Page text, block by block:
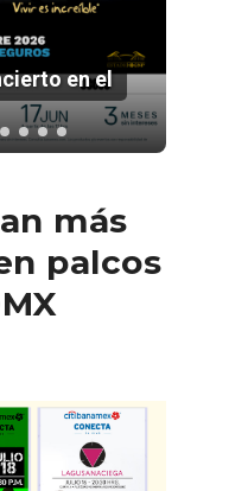
de Flow Fest
más
palcos